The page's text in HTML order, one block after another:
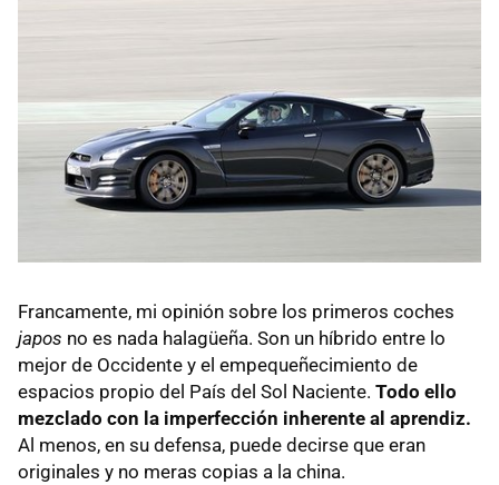
Francamente, mi opinión sobre los primeros coches
japos no es nada halagüeña. Son un híbrido entre lo
mejor de Occidente y el empequeñecimiento de
espacios propio del País del Sol Naciente. Todo ello
mezclado con la imperfección inherente al aprendiz.
Al menos, en su defensa, puede decirse que eran
originales y no meras copias a la china.